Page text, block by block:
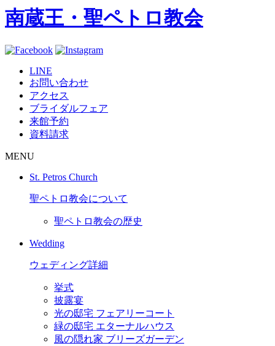
南蔵王・聖ペトロ教会
LINE
お問い合わせ
アクセス
ブライダルフェア
来館予約
資料請求
MENU
St. Petros Church
聖ペトロ教会について
聖ペトロ教会の歴史
Wedding
ウェディング詳細
挙式
披露宴
光の邸宅 フェアリーコート
緑の邸宅 エターナルハウス
風の隠れ家 ブリーズガーデン